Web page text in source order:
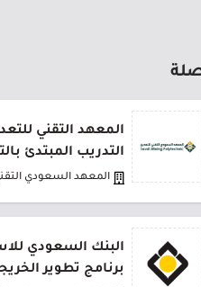
المعهد التقني
التدريب المبتدئ
المعهد السعودي
البنك السعودي
برنامج تطوير الخريجين